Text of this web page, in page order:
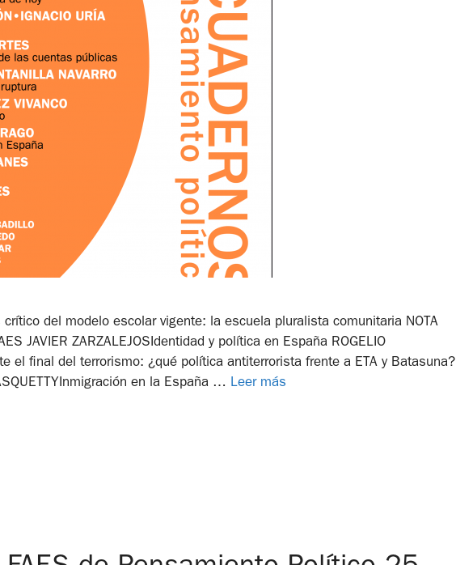
crítico del modelo escolar vigente: la escuela pluralista comunitaria NOTA
JAVIER ZARZALEJOSIdentidad y política en España ROGELIO
el final del terrorismo: ¿qué política antiterrorista frente a ETA y Batasuna?
en la España … Leer más